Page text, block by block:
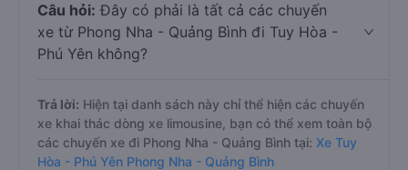
Câu hỏi: Đây có phải là tất cả các chuyến
xe từ Phong Nha - Quảng Bình đi Tuy Hòa -
Phú Yên không?
Trả lời: Hiện tại danh sách này chỉ thể hiện các chuyến
xe khai thác dòng xe limousine, bạn có thể xem toàn bộ
các chuyến xe đi Phong Nha - Quảng Bình tại: Xe Tuy
Hòa - Phú Yên Phong Nha - Quảng Bình